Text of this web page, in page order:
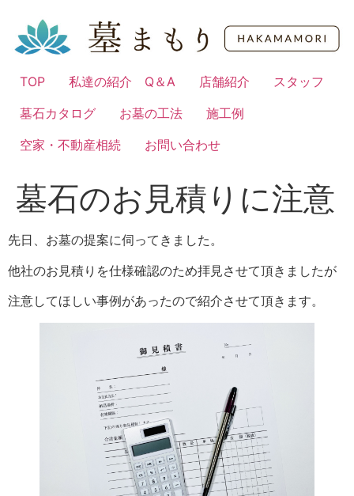
TOP 私達の紹介 Q＆A 店舗紹介
スタッフ
墓石カタログ
お墓の工法
施工例
空家・不動産相続
お問い合わせ
墓石のお見積りに注意
先日、お墓の提案に伺ってきました。
他社のお見積りを仕様確認のため拝見させて頂きましたが
注意してほしい事例があったので紹介させて頂きます。